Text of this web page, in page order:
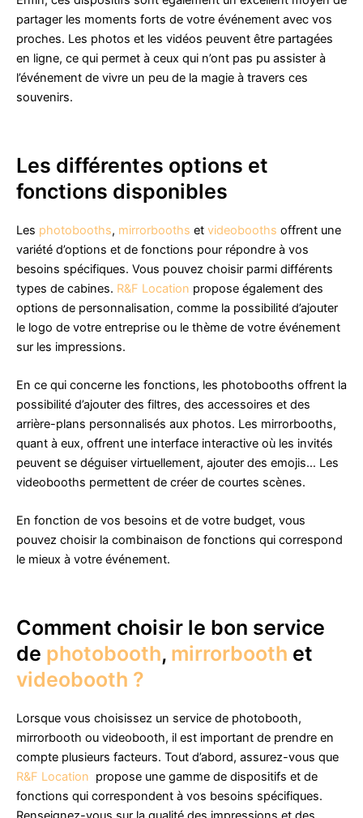
partager les moments forts de votre événement avec vos
proches. Les photos et les vidéos peuvent être partagées
en ligne, ce qui permet à ceux qui n’ont pas pu assister à
l’événement de vivre un peu de la magie à travers ces
souvenirs.
Les différentes options et
fonctions disponibles
Les photobooths, mirrorbooths et videobooths offrent une
variété d’options et de fonctions pour répondre à vos
besoins spécifiques. Vous pouvez choisir parmi différents
types de cabines. R&F Location propose également des
options de personnalisation, comme la possibilité d’ajouter
le logo de votre entreprise ou le thème de votre événement
sur les impressions.
En ce qui concerne les fonctions, les photobooths offrent la
possibilité d’ajouter des filtres, des accessoires et des
arrière-plans personnalisés aux photos. Les mirrorbooths,
quant à eux, offrent une interface interactive où les invités
peuvent se déguiser virtuellement, ajouter des emojis… Les
videobooths permettent de créer de courtes scènes.
En fonction de vos besoins et de votre budget, vous
pouvez choisir la combinaison de fonctions qui correspond
le mieux à votre événement.
Comment choisir le bon service
de photobooth, mirrorbooth et
videobooth ?
Lorsque vous choisissez un service de photobooth,
mirrorbooth ou videobooth, il est important de prendre en
compte plusieurs facteurs. Tout d’abord, assurez-vous que
R&F Location propose une gamme de dispositifs et de
fonctions qui correspondent à vos besoins spécifiques.